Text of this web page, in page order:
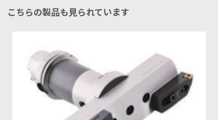
こちらの製品も見られています